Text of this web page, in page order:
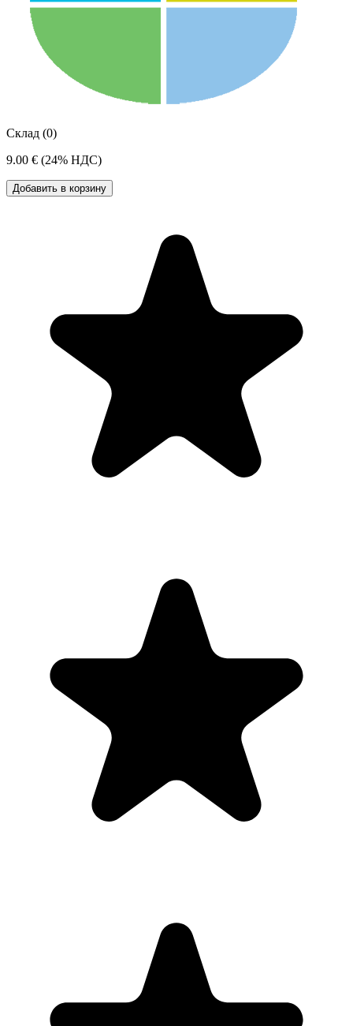
Склад (0)
9.00 € (24% НДС)
Добавить в корзину